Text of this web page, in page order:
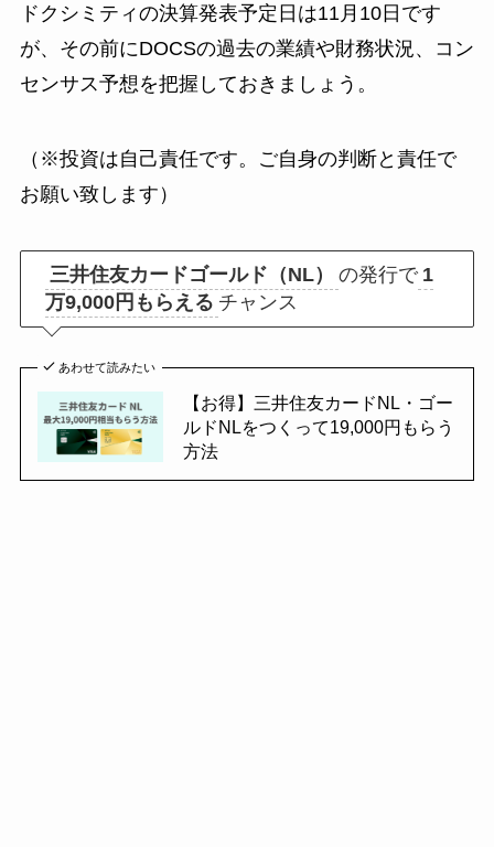
ドクシミティの決算発表予定日は11月10日です
が、その前にDOCSの過去の業績や財務状況、コン
センサス予想を把握しておきましょう。
（※投資は自己責任です。ご自身の判断と責任で
お願い致します）
三井住友カードゴールド（NL） の発行で 1
万9,000円もらえる チャンス
あわせて読みたい
【お得】三井住友カードNL・ゴー
ルドNLをつくって19,000円もらう
方法